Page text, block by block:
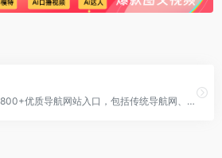
全网导航网，汇聚800+优质导航网站入口，包括传统导航网、垂直导航、行业导航、AI导航、地域导航网站，助你一站直达10万+优质网站资源。